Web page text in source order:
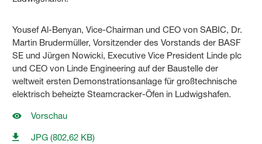
Yousef Al-Benyan, Vice-Chairman und CEO von SABIC, Dr.
Martin Brudermüller, Vorsitzender des Vorstands der BASF
SE und Jürgen Nowicki, Executive Vice President Linde plc
und CEO von Linde Engineering auf der Baustelle der
weltweit ersten Demonstrationsanlage für großtechnische
elektrisch beheizte Steamcracker-Öfen in Ludwigshafen.
Vorschau
JPG (802,62 KB)